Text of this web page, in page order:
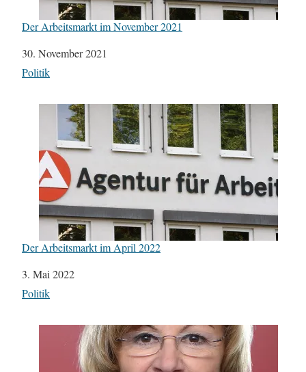
Der Arbeitsmarkt im November 2021
Datum
30. November 2021
In Bezug auf
Politik
Der Arbeitsmarkt im April 2022
Datum
3. Mai 2022
In Bezug auf
Politik